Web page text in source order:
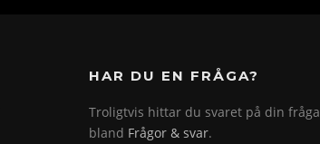
HAR DU EN FRÅGA?
Troligtvis hittar du svaret på din fråga
bland Frågor & svar.